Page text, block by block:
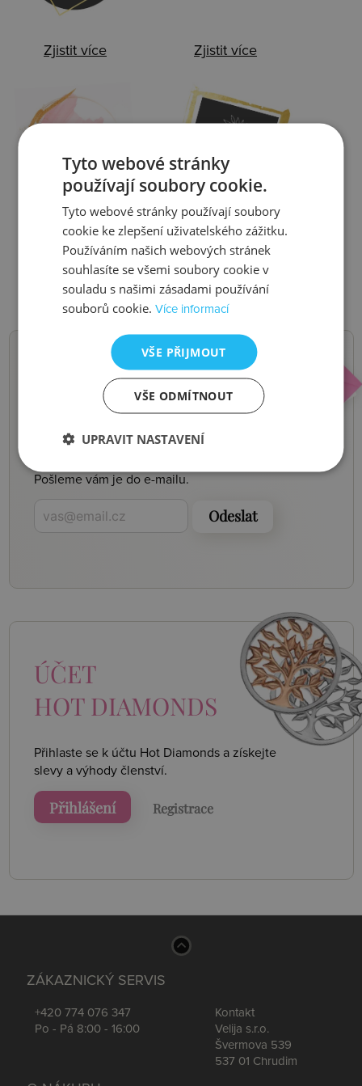
Zjistit více Zjistit více
Zjistit více Zjistit více
NOVINKY,
SLEVY, AKCE
Pošleme vám je do e-mailu.
Odeslat
ÚČET
HOT DIAMONDS
Přihlaste se k účtu Hot Diamonds a získejte
slevy a výhody členství.
Přihlášení Registrace
ZÁKAZNICKÝ SERVIS
+420 774 076 347
Po - Pá 8:00 - 16:00
Kontakt
Velija s.r.o.
Švermova 539
537 01 Chrudim
Tyto webové stránky
používají soubory cookie.
Tyto webové stránky používají soubory
cookie ke zlepšení uživatelského zážitku.
Používáním našich webových stránek
souhlasíte se všemi soubory cookie v
souladu s našimi zásadami používání
souborů cookie.Více informací
VŠE PŘIJMOUT
VŠE ODMÍTNOUT
UPRAVIT NASTAVENÍ